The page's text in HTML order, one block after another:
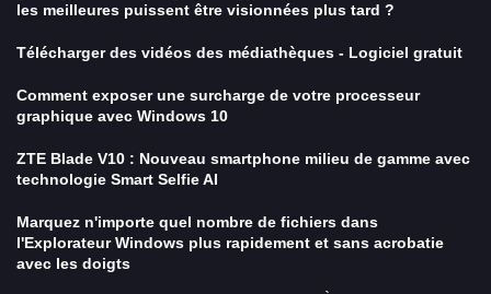
les meilleures puissent être visionnées plus tard ?
Télécharger des vidéos des médiathèques - Logiciel gratuit
Comment exposer une surcharge de votre processeur
graphique avec Windows 10
ZTE Blade V10 : Nouveau smartphone milieu de gamme avec
technologie Smart Selfie AI
Marquez n'importe quel nombre de fichiers dans
l'Explorateur Windows plus rapidement et sans acrobatie
avec les doigts